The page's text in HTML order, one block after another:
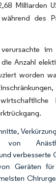
Milliarden
des
Anzahl
worden
von
verbesserte
Geräten für